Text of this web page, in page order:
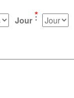
Jour